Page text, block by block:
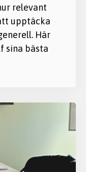
relevant
upptäcka
Här
sina bästa